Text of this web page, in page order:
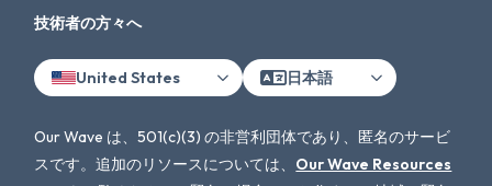
技術者の方々へ
United States 日本語
Our Wave は、501(c)(3) の非営利団体であり、匿名のサービ
スです。追加のリソースについては、 Our Wave Resources